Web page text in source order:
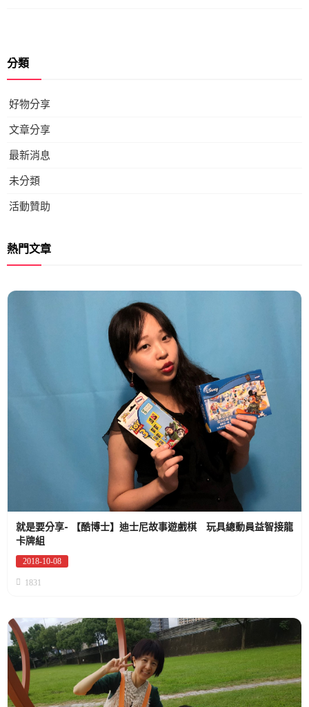
分類
好物分享
文章分享
最新消息
未分類
活動贊助
熱門文章
就是要分享- 【酷博士】迪士尼故事遊戲棋 玩具總動員益智接龍
卡牌組
Posted
2018-10-08
1831